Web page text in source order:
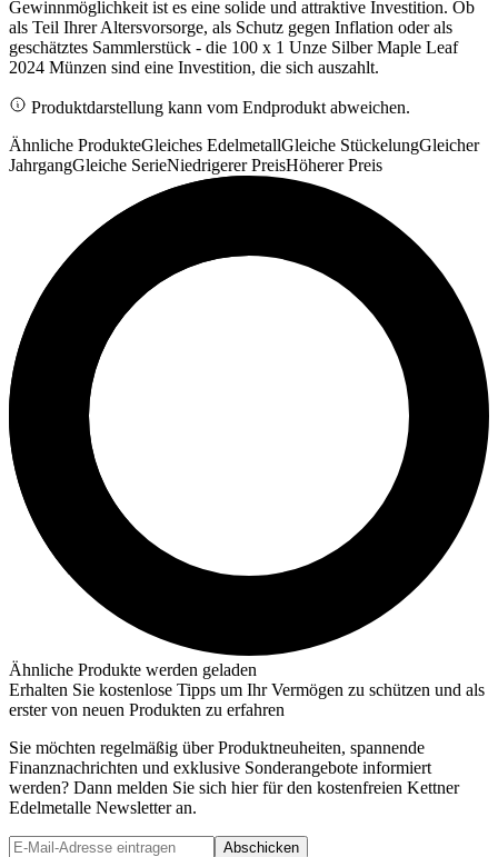
Gewinnmöglichkeit ist es eine solide und attraktive Investition. Ob
als Teil Ihrer Altersvorsorge, als Schutz gegen Inflation oder als
geschätztes Sammlerstück - die 100 x 1 Unze Silber Maple Leaf
2024 Münzen sind eine Investition, die sich auszahlt.
Produktdarstellung kann vom Endprodukt abweichen.
Ähnliche ProdukteGleiches EdelmetallGleiche StückelungGleicher
JahrgangGleiche SerieNiedrigerer PreisHöherer Preis
Ähnliche Produkte werden geladen
Erhalten Sie kostenlose Tipps um Ihr Vermögen zu schützen und als
erster von neuen Produkten zu erfahren
Sie möchten regelmäßig über Produktneuheiten, spannende
Finanznachrichten und exklusive Sonderangebote informiert
werden? Dann melden Sie sich hier für den kostenfreien Kettner
Edelmetalle Newsletter an.
Abschicken